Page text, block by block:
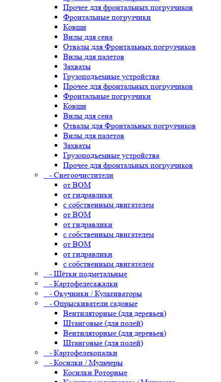
Прочее для фронтальных погрузчиков
Фронтальные погрузчики
Ковши
Вилы для сена
Отвалы для Фронтальных погрузчиков
Вилы для палетов
Захваты
Грузоподъемные устройства
Прочее для фронтальных погрузчиков
Фронтальные погрузчики
Ковши
Вилы для сена
Отвалы для Фронтальных погрузчиков
Вилы для палетов
Захваты
Грузоподъемные устройства
Прочее для фронтальных погрузчиков
- Снегоочистители
от ВОМ
от гидравлики
с собственным двигателем
от ВОМ
от гидравлики
с собственным двигателем
от ВОМ
от гидравлики
с собственным двигателем
- Щётки подметальные
- Картофелесажалки
- Окучники / Культиваторы
- Опрыскиватели садовые
Вентиляторные (для деревьев)
Штанговые (для полей)
Вентиляторные (для деревьев)
Штанговые (для полей)
- Картофелекопалки
- Косилки / Мульчеры
Косилки Роторные